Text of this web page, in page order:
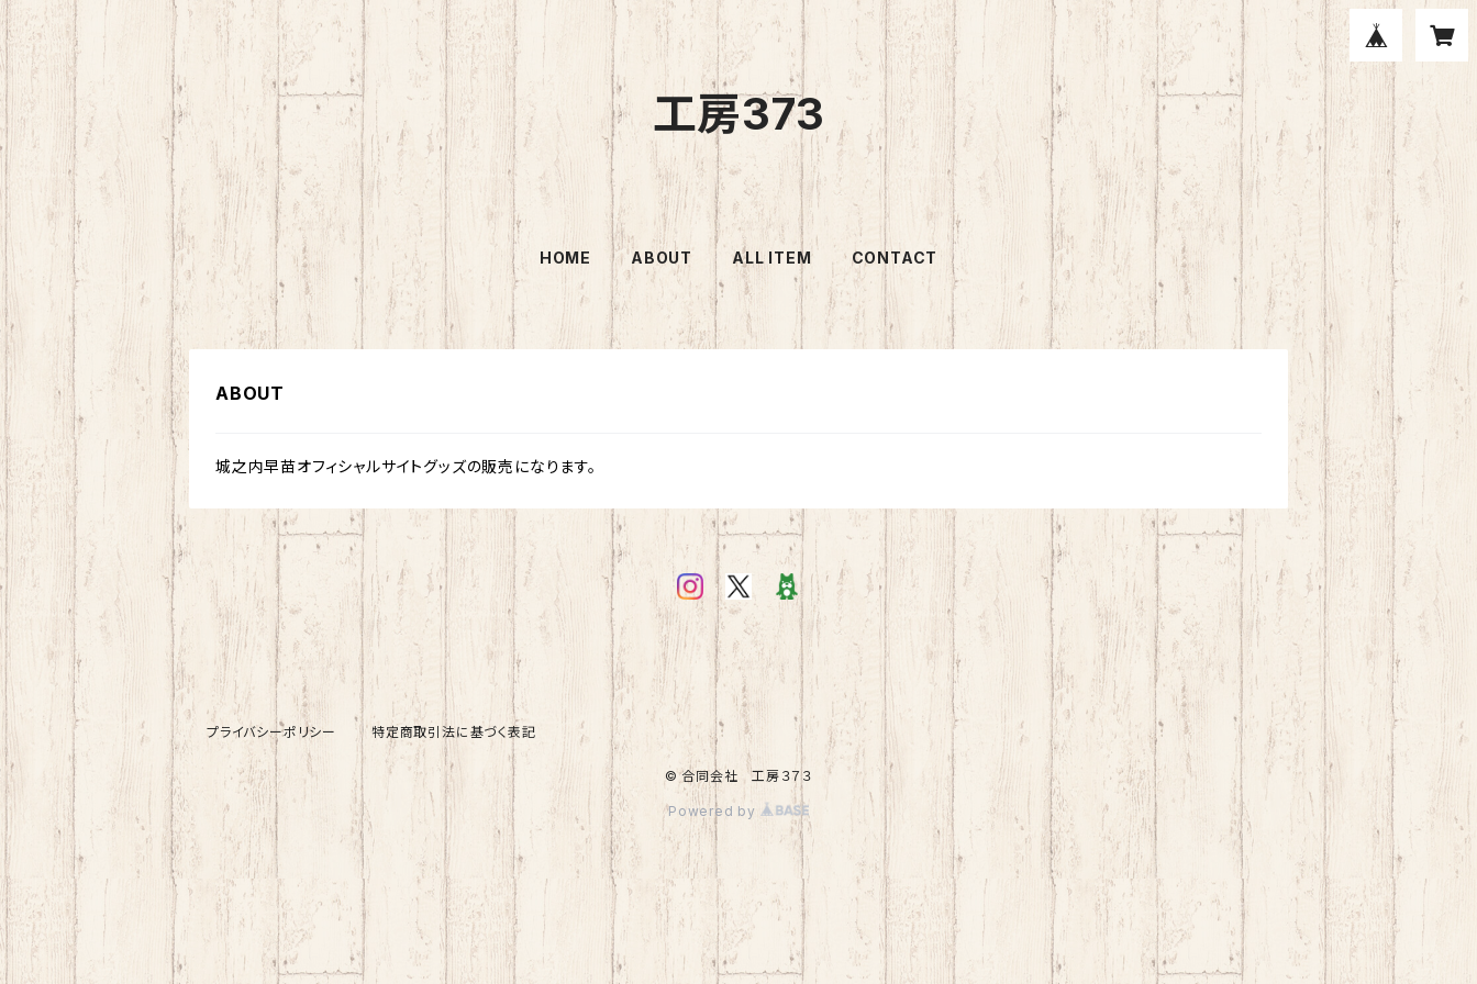
工房373
HOME ABOUT ALL ITEM CONTACT
ABOUT
城之内早苗オフィシャルサイトグッズの販売になります。
プライバシーポリシー 特定商取引法に基づく表記
© 合同会社 工房３７３
Powered by